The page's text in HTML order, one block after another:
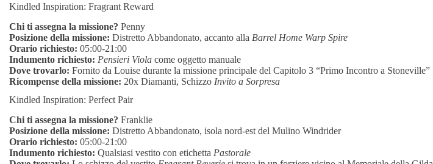
Kindled Inspiration: Fragrant Reward
Chi ti assegna la missione? Penny
Posizione della missione: Distretto Abbandonato, accanto alla Barrel Home Warp Spire
Orario richiesto: 05:00-21:00
Indumento richiesto: Pensieri Viola come oggetto manuale
Dove trovarlo: Fornito da Louise durante la missione principale del Capitolo 3 “Primo Incontro a Stoneville”
Ricompense della missione: 20x Diamanti, Schizzo Invito a Sorpresa
Kindled Inspiration: Perfect Pair
Chi ti assegna la missione? Franklie
Posizione della missione: Distretto Abbandonato, isola nord-est del Mulino Windrider
Orario richiesto: 05:00-21:00
Indumento richiesto: Qualsiasi vestito con etichetta Pastorale